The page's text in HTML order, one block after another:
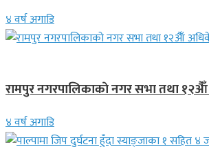
४ वर्ष अगाडि
रामपुर नगरपालिकाकाे नगर सभा तथा
४ वर्ष अगाडि